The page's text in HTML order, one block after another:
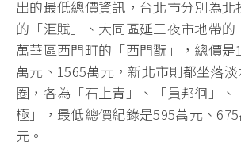
出的最低總價資訊，台北市分別為北
的「洰賦」、大同區延三夜市地帶的
萬華區西門町的「西門翫」，總價是
萬元、1565萬元，新北市則都坐落
圈，各為「石上青」、「員邦徊」、
極」，最低總價紀錄是595萬元、
元。